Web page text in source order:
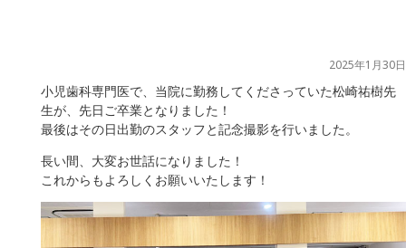
2025年1月30日
小児歯科専門医で、当院に勤務してくださっていた松崎祐樹先
生が、先日ご卒業となりました！
最後はその日出勤のスタッフと記念撮影を行いました。
長い間、大変お世話になりました！
これからもよろしくお願いいたします！